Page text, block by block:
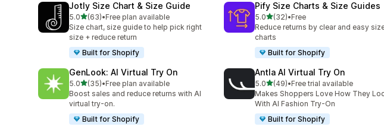
Jotly Size Chart & Size Guide
5.05つ星中
(63)
合計レビュー数：63件
•Free plan available
Size chart, size guide to help pick right
size + reduce return
Built for Shopify
Pify Size Charts & Size Guides
5.05つ星中
(32)
合計レビュー数：32件
•Free
Reduce returns by clear and easy
charts
Built for Shopify
GenLook: AI Virtual Try On
5.05つ星中
(35)
合計レビュー数：35件
•Free plan available
Boost sales and reduce returns with AI
virtual try-on.
Built for Shopify
Antla AI Virtual Try On
5.05つ星中
(49)
合計レビュー数：49件
•Free trial available
Makes Shoppers Love How They
With AI Fashion Try-On
Built for Shopify